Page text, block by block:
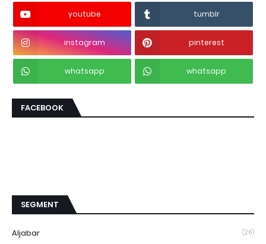
youtube tumblr
instagram pinterest
whatsapp whatsapp
FACEBOOK
SEGMENT
Aljabar (26)